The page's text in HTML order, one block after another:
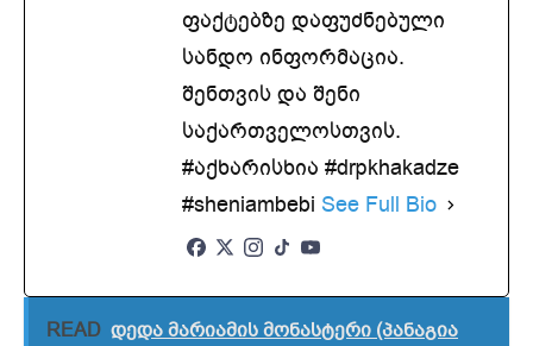
ფაქტებზე დაფუძნებული
სანდო ინფორმაცია.
შენთვის და შენი
საქართველოსთვის.
#აქხარისხია #drpkhakadze
#sheniambebi See Full Bio
READ დედა მარიამის მონასტერი (პანაგია